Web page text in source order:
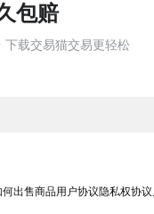
包赔
下载交易猫交易更轻松
何出售商品用户协议隐私权协议